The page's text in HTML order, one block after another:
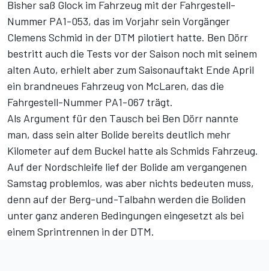
Bisher saß Glock im Fahrzeug mit der Fahrgestell-
Nummer PA1-053, das im Vorjahr sein Vorgänger
Clemens Schmid in der DTM pilotiert hatte. Ben Dörr
bestritt auch die Tests vor der Saison noch mit seinem
alten Auto, erhielt aber zum Saisonauftakt Ende April
ein brandneues Fahrzeug von McLaren, das die
Fahrgestell-Nummer PA1-067 trägt.
Als Argument für den Tausch bei Ben Dörr nannte
man, dass sein alter Bolide bereits deutlich mehr
Kilometer auf dem Buckel hatte als Schmids Fahrzeug.
Auf der Nordschleife lief der Bolide am vergangenen
Samstag problemlos, was aber nichts bedeuten muss,
denn auf der Berg-und-Talbahn werden die Boliden
unter ganz anderen Bedingungen eingesetzt als bei
einem Sprintrennen in der DTM.